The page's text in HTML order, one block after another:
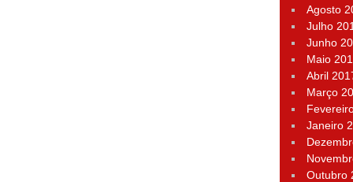
Agosto
Julho
Junho
Maio
Abril
Março
Janeiro
Outubro